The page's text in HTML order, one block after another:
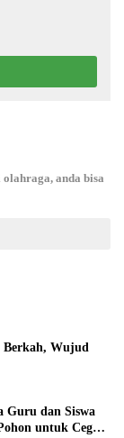
anda bisa
Berkah, Wujud
Guru dan Siswa
untuk Cegah